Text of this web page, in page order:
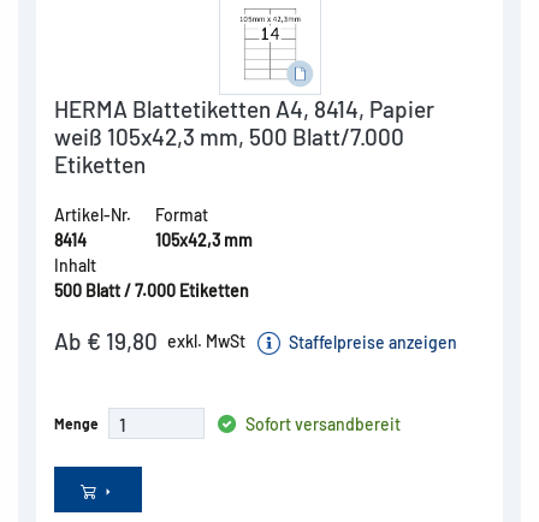
HERMA Blattetiketten A4, 8414, Papier
weiß 105x42,3 mm, 500 Blatt/7.000
Etiketten
Artikel-Nr.
8414
Format
105x42,3 mm
Inhalt
500 Blatt / 7.000 Etiketten
Ab € 19,80 exkl. MwSt Staffelpreise anzeigen
Menge Sofort versandbereit